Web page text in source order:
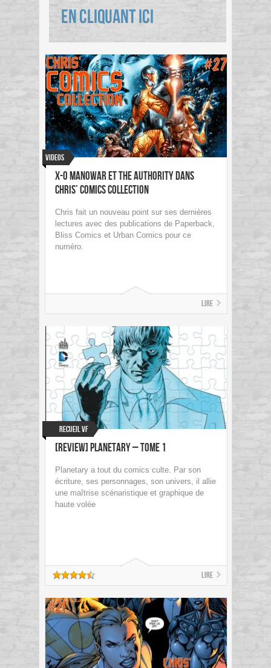
Videos
X-O Manowar et The Authority dans
Chris’ Comics Collection
Chris fait un nouveau point sur ses dernières
lectures avec des publications de Paperback,
Bliss Comics et Urban Comics pour ce
numéro.
Lire
Recueil VF
[Review] Planetary – Tome 1
Planetary a tout du comics culte. Par son
écriture, ses personnages, son univers, il allie
une maîtrise scénaristique et graphique de
haute volée
Lire